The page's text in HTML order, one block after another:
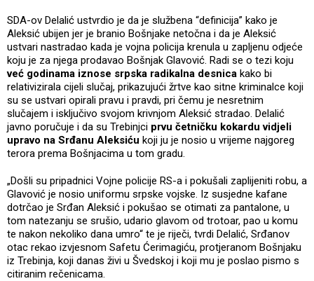
SDA-ov Delalić ustvrdio je da je službena “definicija” kako je
Aleksić ubijen jer je branio Bošnjake netočna i da je Aleksić
ustvari nastradao kada je vojna policija krenula u zapljenu odjeće
koju je za njega prodavao Bošnjak Glavović. Radi se o tezi koju
već godinama iznose srpska radikalna desnica kako bi
relativizirala cijeli slučaj, prikazujući žrtve kao sitne kriminalce koji
su se ustvari opirali pravu i pravdi, pri čemu je nesretnim
slučajem i isključivo svojom krivnjom Aleksić stradao. Delalić
javno poručuje i da su Trebinjci prvu četničku kokardu vidjeli
upravo na Srđanu Aleksiću koji ju je nosio u vrijeme najgoreg
terora prema Bošnjacima u tom gradu.
„Došli su pripadnici Vojne policije RS-a i pokušali zaplijeniti robu, a
Glavović je nosio uniformu srpske vojske. Iz susjedne kafane
dotrčao je Srđan Aleksić i pokušao se otimati za pantalone, u
tom natezanju se srušio, udario glavom od trotoar, pao u komu
te nakon nekoliko dana umro“ te je riječi, tvrdi Delalić, Srđanov
otac rekao izvjesnom Safetu Ćerimagiću, protjeranom Bošnjaku
iz Trebinja, koji danas živi u Švedskoj i koji mu je poslao pismo s
citiranim rečenicama.